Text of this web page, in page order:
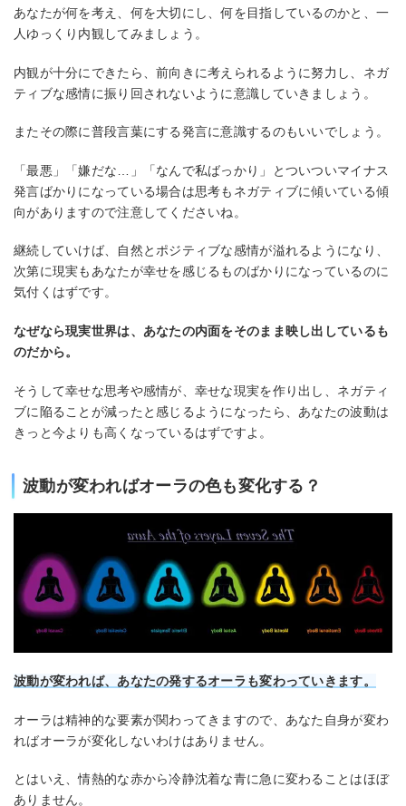
あなたが何を考え、何を大切にし、何を目指しているのかと、一
人ゆっくり内観してみましょう。
内観が十分にできたら、前向きに考えられるように努力し、ネガ
ティブな感情に振り回されないように意識していきましょう。
またその際に普段言葉にする発言に意識するのもいいでしょう。
「最悪」「嫌だな…」「なんで私ばっかり」とついついマイナス
発言ばかりになっている場合は思考もネガティブに傾いている傾
向がありますので注意してくださいね。
継続していけば、自然とポジティブな感情が溢れるようになり、
次第に現実もあなたが幸せを感じるものばかりになっているのに
気付くはずです。
なぜなら現実世界は、あなたの内面をそのまま映し出しているも
のだから。
そうして幸せな思考や感情が、幸せな現実を作り出し、ネガティ
ブに陥ることが減ったと感じるようになったら、あなたの波動は
きっと今よりも高くなっているはずですよ。
波動が変わればオーラの色も変化する？
波動が変われば、あなたの発するオーラも変わっていきます。
オーラは精神的な要素が関わってきますので、あなた自身が変わ
ればオーラが変化しないわけはありません。
とはいえ、情熱的な赤から冷静沈着な青に急に変わることはほぼ
ありません。